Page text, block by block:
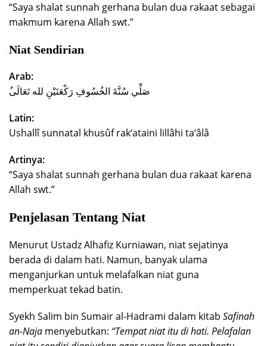
“Saya shalat sunnah gerhana bulan dua rakaat sebagai
makmum karena Allah swt.”
Niat Sendirian
Arab:
ُصَلِّي سُنَّةَ الخُسُوفِ رَكْعَتَيْنِ لله تَعَالَى
Latin:
Ushallî sunnatal khusûf rak‘ataini lillâhi ta‘âlâ
Artinya:
“Saya shalat sunnah gerhana bulan dua rakaat karena
Allah swt.”
Penjelasan Tentang Niat
Menurut Ustadz Alhafiz Kurniawan, niat sejatinya
berada di dalam hati. Namun, banyak ulama
menganjurkan untuk melafalkan niat guna
memperkuat tekad batin.
Syekh Salim bin Sumair al-Hadrami dalam kitab Safinah
an-Naja menyebutkan: “Tempat niat itu di hati. Pelafalan